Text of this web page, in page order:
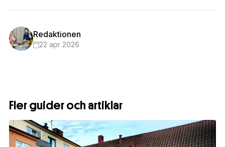
Redaktionen
22 apr 2026
Fler guider och artiklar